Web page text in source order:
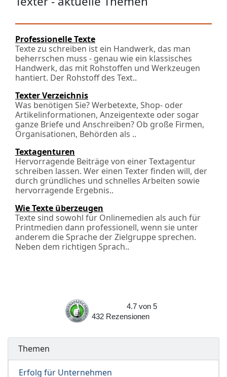
Professionelle Texte
Texte zu schreiben ist ein Handwerk, das man
beherrschen muss - genau wie ein klassisches
Handwerk, das mit Rohstoffen und Werkzeugen
hantiert. Der Rohstoff des Text..
Texter Verzeichnis
Was benötigen Sie? Werbetexte, Shop- oder
Artikelinformationen, Anzeigentexte oder sogar
ganze Briefe und Anschreiben? Ob große Firmen,
Organisationen, Behörden als ..
Textagenturen
Hervorragende Beiträge von einer Textagentur
schreiben lassen. Wer einen Texter finden will, der
durch gründliches und schnelles Arbeiten sowie
hervorragende Ergebnis..
Wie Texte überzeugen
Texte sind sowohl für Onlinemedien als auch für
Printmedien dann professionell, wenn sie unter
anderem die Sprache der Zielgruppe sprechen.
Neben dem richtigen Sprach..
4.7 von 5
432
Rezensionen
Themen
Erfolg für Unternehmen